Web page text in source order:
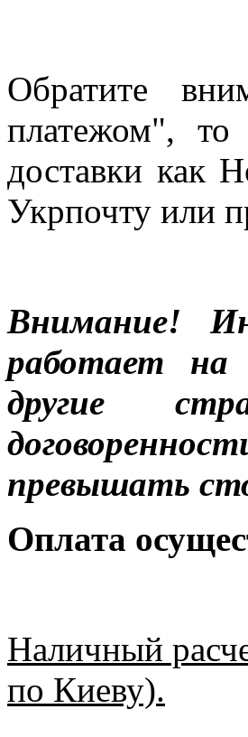
Обратите
платежом", то
доставки как
Укрпочту или
Внимание!
работает на
другие
превышать
Оплата
Наличный
по Киеву).